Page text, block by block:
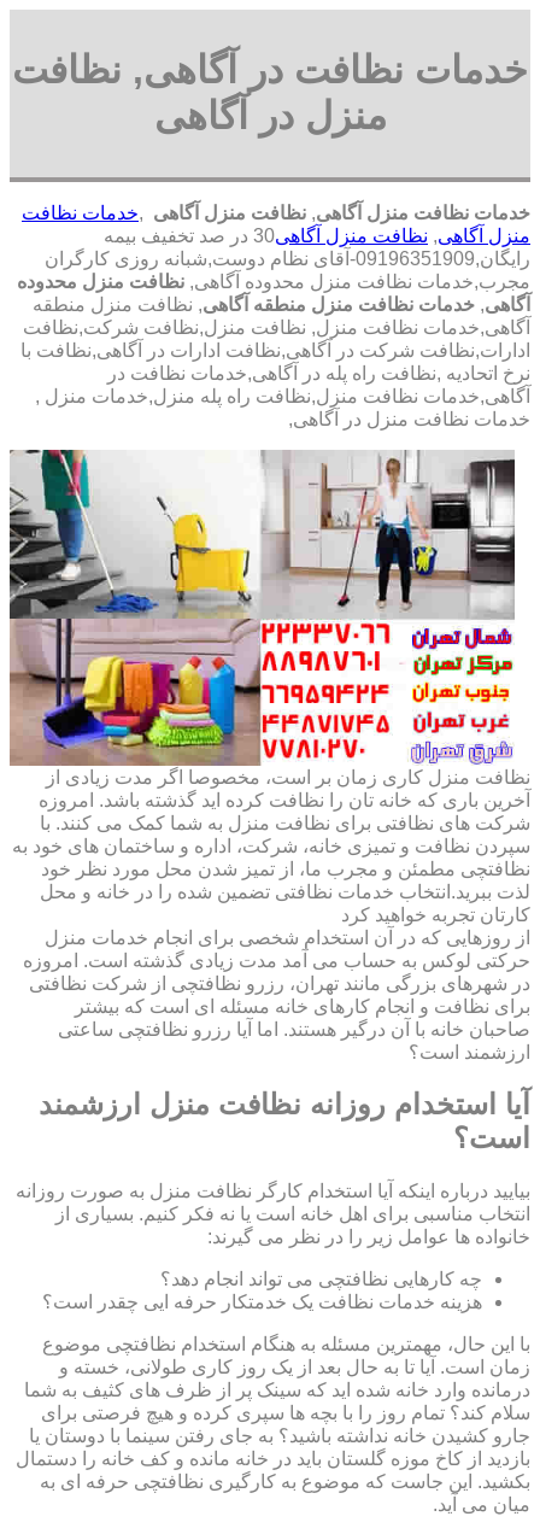
خدمات نظافت در آگاهی, نظافت
منزل در آگاهی
خدمات نظافت منزل آگاهی, نظافت منزل آگاهی ,خدمات نظافت
منزل آگاهی, نظافت منزل آگاهی
30 در صد تخفیف بیمه
رایگان,09196351909-آقای نظام دوست,شبانه روزی کارگران
مجرب,خدمات نظافت منزل محدوده آگاهی, نظافت منزل محدوده
آگاهی, خدمات نظافت منزل منطقه آگاهی, نظافت منزل منطقه
آگاهی,خدمات نظافت منزل, نظافت منزل,نظافت شرکت,نظافت
ادارات,نظافت شرکت در آگاهی,نظافت ادارات در آگاهی,نظافت با
نرخ اتحادیه ,نظافت راه پله در آگاهی,خدمات نظافت در
آگاهی,خدمات نظافت منزل,نظافت راه پله منزل,خدمات منزل ,
خدمات نظافت منزل در آگاهی,
نظافت منزل کاری زمان بر است، مخصوصا اگر مدت زیادی از
آخرین باری که خانه تان را نظافت کرده اید گذشته باشد. امروزه
شرکت های نظافتی برای نظافت منزل به شما کمک می کنند. با
سپردن نظافت و تمیزی خانه، شرکت، اداره و ساختمان های خود به
نظافتچی مطمئن و مجرب ما، از تمیز شدن محل مورد نظر خود
لذت ببرید.انتخاب خدمات نظافتی تضمین شده را در خانه و محل
کارتان تجربه خواهید کرد
از روزهایی که در آن استخدام شخصی برای انجام خدمات منزل
حرکتی لوکس به حساب می آمد مدت زیادی گذشته است. امروزه
در شهرهای بزرگی مانند تهران، رزرو نظافتچی از شرکت نظافتی
برای نظافت و انجام کارهای خانه مسئله ای است که بیشتر
صاحبان خانه با آن درگیر هستند. اما آیا رزرو نظافتچی ساعتی
ارزشمند است؟
آیا استخدام روزانه نظافت منزل ارزشمند
است؟
بیایید درباره اینکه آیا استخدام کارگر نظافت منزل به صورت روزانه
انتخاب مناسبی برای اهل خانه است یا نه فکر کنیم. بسیاری از
خانواده ها عوامل زیر را در نظر می گیرند:
چه کارهایی نظافتچی می تواند انجام دهد؟
هزینه خدمات نظافت یک خدمتکار حرفه ایی چقدر است؟
با این حال، مهمترین مسئله به هنگام استخدام نظافتچی موضوع
زمان است. آیا تا به حال بعد از یک روز کاری طولانی، خسته و
درمانده وارد خانه شده اید که سینک پر از ظرف های کثیف به شما
سلام کند؟ تمام روز را با بچه ها سپری کرده و هیچ فرصتی برای
جارو کشیدن خانه نداشته باشید؟ به جای رفتن سینما با دوستان یا
بازدید از کاخ موزه گلستان باید در خانه مانده و کف خانه را دستمال
بکشید. این جاست که موضوع به کارگیری نظافتچی حرفه ای به
میان می آید.